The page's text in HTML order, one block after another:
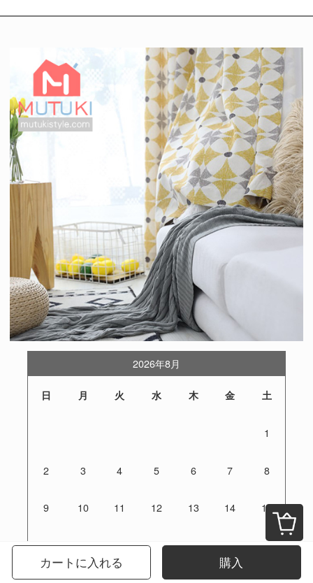
カートに入れる 購入
2026年8月
日 月 火 水 木 金 土
1
2 3 4 5 6 7 8
9 10 11 12 13 14 15
16 17 18 19 20 21 22